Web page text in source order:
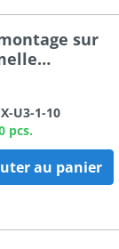
sur
vers A mâle,
U3-1-10
pcs.
au panier